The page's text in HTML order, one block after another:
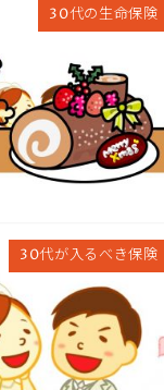
30代の生命保険
30代が入るべき保険